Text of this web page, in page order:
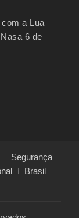
a Lua
6 de
Segurança
Brasil